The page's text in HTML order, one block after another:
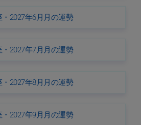
・2027年6月月の運勢
・2027年7月月の運勢
・2027年8月月の運勢
・2027年9月月の運勢